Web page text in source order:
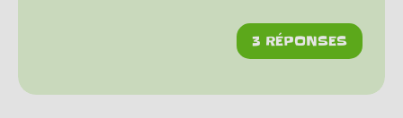
3 RÉPONSES